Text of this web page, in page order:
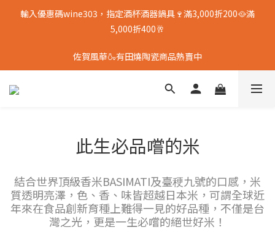
輸入優惠碼wine303，指定酒杯酒器鍋具🍷滿3,000折200🥘滿
5,000折400🥂
佐賀風華🍶有田燒陶瓷商品熱賣中
此生必品嚐的米
結合世界頂級香米BASIMATI及臺稉九號的口感，米
質透明亮澤，色、香、味皆超越日本米，可謂全球近
年來在食品創新育種上難得一見的好品種，不僅是台
灣之光，更是一生必嚐的絕世好米！